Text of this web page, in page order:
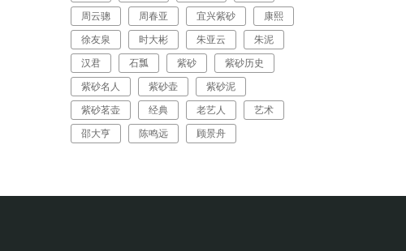
周云骢
周春亚 宜兴紫砂
康熙
徐友泉
时大彬 朱亚云
朱泥
汉君
石瓢 紫砂
紫砂历史
紫砂名人
紫砂壶
紫砂泥
紫砂茗壶
经典 老艺人
艺术
邵大亨
陈鸣远 顾景舟